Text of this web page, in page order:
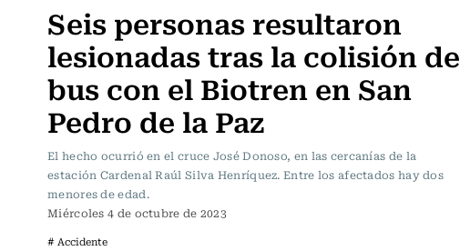
Seis personas resultaron
lesionadas tras la colisión de
bus con el Biotren en San
Pedro de la Paz
El hecho ocurrió en el cruce José Donoso, en las cercanías de la
estación Cardenal Raúl Silva Henríquez. Entre los afectados hay dos
menores de edad.
Miércoles 4 de octubre de 2023
# Accidente